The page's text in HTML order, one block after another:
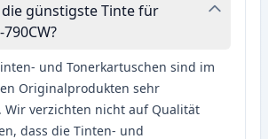
günstigste Tinte für
und Tonerkartuschen sind im
Originalprodukten sehr
Wir verzichten nicht auf Qualität
dass die Tinten- und